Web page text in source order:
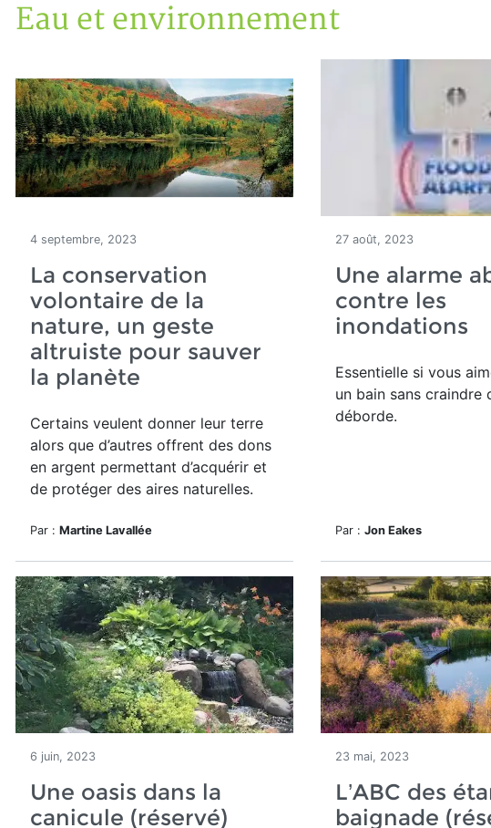
Accueil
Articles
Eau et environnement
4 septembre, 2023
La conservation
volontaire de la
nature, un geste
altruiste pour sauver
la planète
Certains veulent donner leur terre
alors que d’autres offrent des dons
en argent permettant d’acquérir et
de protéger des aires naturelles.
Par : Martine Lavallée
27 août, 2023
Une alarme
contre les
inondations
Essentielle si vous
un bain sans craindre
déborde.
Par : Jon Eakes
6 juin, 2023
Une oasis dans la
canicule (réservé)
23 mai, 2023
L’ABC des
baignade